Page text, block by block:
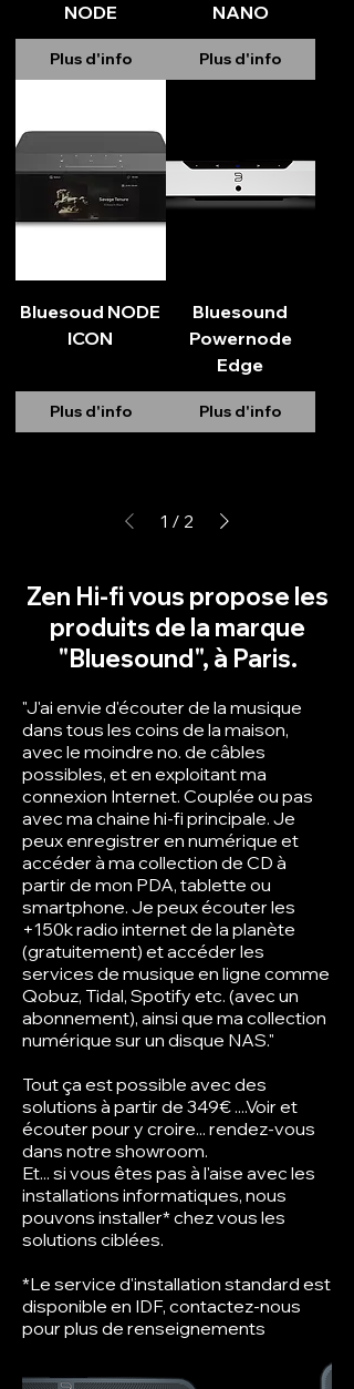
NODE
Plus d'info
NANO
Plus d'info
Bluesoud NODE
ICON
Plus d'info
Bluesound
Powernode
Edge
Plus d'info
1 / 2
Zen Hi-fi vous propose les
produits de la marque
"Bluesound", à Paris.
"J'ai envie d'écouter de la musique
dans tous les coins de la maison,
avec le moindre no. de câbles
possibles, et en exploitant ma
connexion Internet. Couplée ou pas
avec ma chaine hi-fi principale. Je
peux enregistrer en numérique et
accéder à ma collection de CD à
partir de mon PDA, tablette ou
smartphone. Je peux écouter les
+150k radio internet de la planète
(gratuitement) et accéder les
services de musique en ligne comme
Qobuz, Tidal, Spotify etc. (avec un
abonnement), ainsi que ma collection
numérique sur un disque NAS."
Tout ça est possible avec des
solutions à partir de 349€ ....Voir et
écouter pour y croire... rendez-vous
dans notre showroom.
Et... si vous êtes pas à l'aise avec les
installations informatiques, nous
pouvons installer* chez vous les
solutions ciblées.
*Le service d'installation standard est
disponible en IDF, contactez-nous
pour plus de renseignements